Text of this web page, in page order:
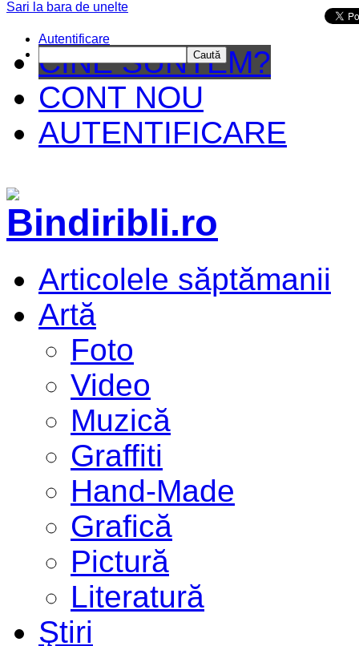
CINE SUNTEM?
CONT NOU
AUTENTIFICARE
Articolele săptămanii
Artă
Foto
Video
Muzică
Graffiti
Hand-Made
Grafică
Pictură
Literatură
Ştiri
Sari la bara de unelte
Autentificare
Caută